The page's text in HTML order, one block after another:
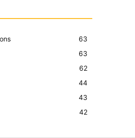
63
63
62
44
43
42